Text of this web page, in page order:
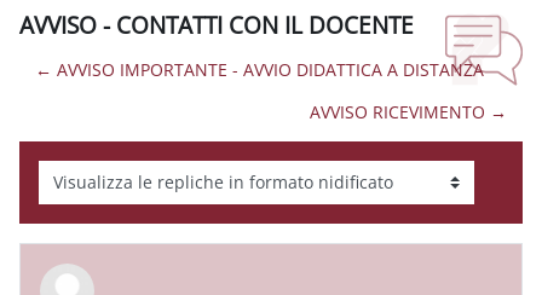
AVVISO - CONTATTI CON IL DOCENTE
← AVVISO IMPORTANTE - AVVIO DIDATTICA A DISTANZA
AVVISO RICEVIMENTO →
Modalità visualizzazione